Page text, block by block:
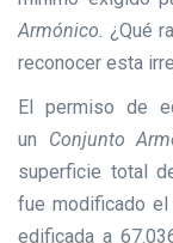
Armónico. ¿Qué
reconocer esta
El permiso de
un Conjunto
superficie total
fue modificado
edificada a